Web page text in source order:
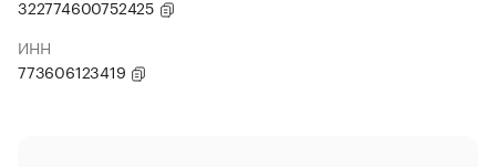
322774600752425
ИНН
773606123419